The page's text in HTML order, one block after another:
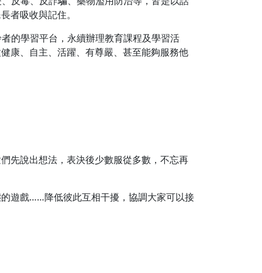
者吸收與記住。
的學習平台，永續辦理教育課程及學習活
康、自主、活躍、有尊嚴、甚至能夠服務他
先說出想法，表決後少數服從多數，不忘再
遊戲……降低彼此互相干擾，協調大家可以接